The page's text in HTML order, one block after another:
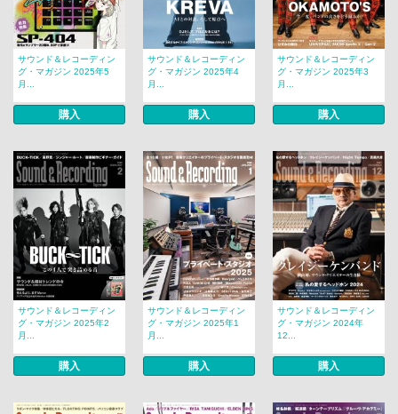
サウンド＆レコーディン
グ・マガジン 2025年5
月...
購入
サウンド＆レコーディン
グ・マガジン 2025年4
月...
購入
サウンド＆レコーディン
グ・マガジン 2025年3
月...
購入
サウンド＆レコーディン
グ・マガジン 2025年2
月...
購入
サウンド＆レコーディン
グ・マガジン 2025年1
月...
購入
サウンド＆レコーディン
グ・マガジン 2024年
12...
購入